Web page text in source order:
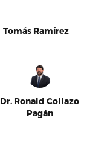
Tomás Ramírez
Dr. Ronald Collazo
Pagán